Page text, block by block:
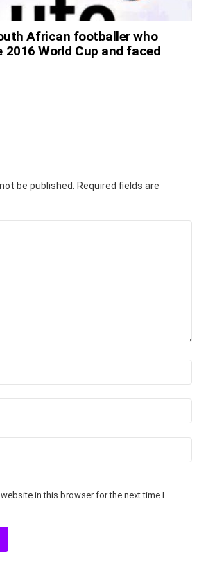
African footballer who
World Cup and faced
be published.
Required fields are
in this browser for the next time I